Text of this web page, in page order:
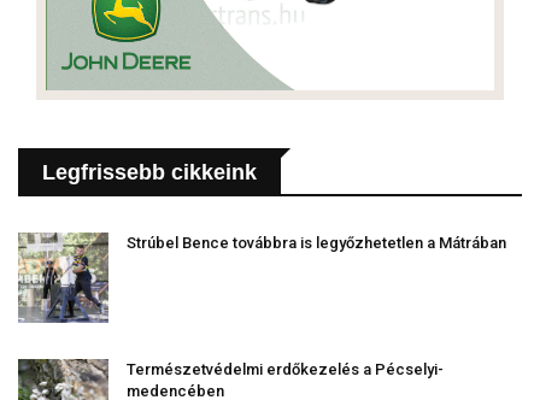
Legfrissebb cikkeink
Strúbel Bence továbbra is legyőzhetetlen a Mátrában
Természetvédelmi erdőkezelés a Pécselyi-
medencében